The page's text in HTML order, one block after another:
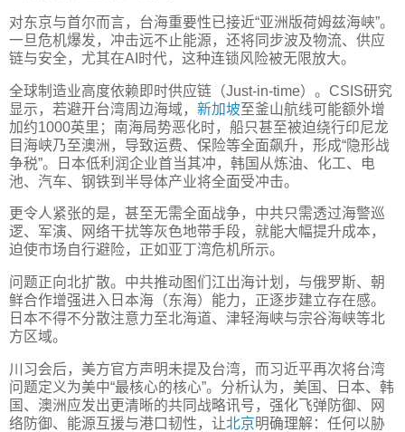
对东京与首尔而言，台海重要性已接近“亚洲版荷姆兹海峡”。
一旦危机爆发，冲击远不止能源，还将同步波及物流、供应
链与安全，尤其在AI时代，这种连锁风险被无限放大。
全球制造业高度依赖即时供应链（Just-in-time）。CSIS研究
显示，若避开台湾周边海域， 新加坡至釜山航线可能额外增
加约1000英里；南海局势恶化时，船只甚至被迫绕行印尼龙
目海峡乃至澳洲，导致运费、保险等全面飙升，形成“隐形战
争税”。日本低利润企业首当其冲，韩国从炼油、化工、电
池、汽车、钢铁到半导体产业将全面受冲击。
更令人紧张的是，甚至无需全面战争，中共只需透过海警巡
逻、军演、网络干扰等灰色地带手段，就能大幅提升成本，
迫使市场自行避险，正如亚丁湾危机所示。
问题正向北扩散。中共推动图们江出海计划，与俄罗斯、朝
鲜合作增强进入日本海（东海）能力，正逐步建立存在感。
日本不得不分散注意力至北海道、津轻海峡与宗谷海峡等北
方区域。
川习会后，美方官方声明未提及台湾，而习近平再次将台湾
问题定义为美中“最核心的核心”。分析认为，美国、日本、韩
国、澳洲应发出更清晰的共同战略讯号，强化飞弹防御、网
络防御、能源互援与港口韧性，让北京明确理解：任何以胁